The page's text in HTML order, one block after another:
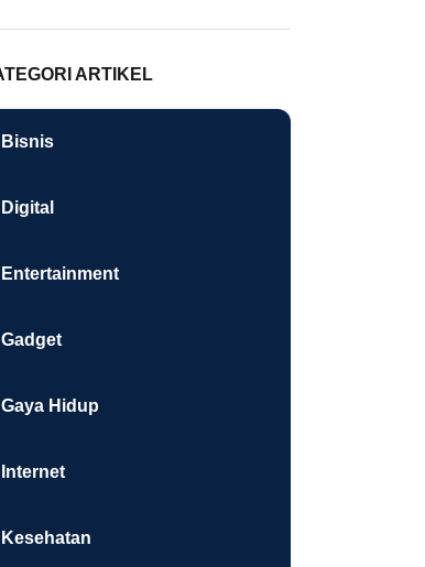
ARTIKEL
Bisnis
Digital
Entertainment
Gadget
Gaya Hidup
Internet
Kesehatan